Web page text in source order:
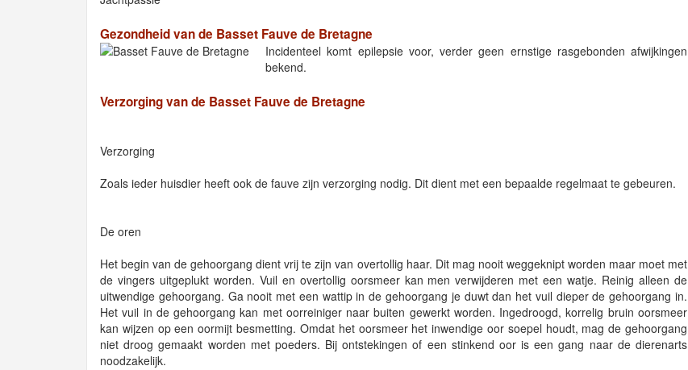
Gezondheid van de Basset Fauve de Bretagne
Incidenteel komt epilepsie voor, verder geen ernstige rasgebonden afwijkingen
bekend.
Verzorging van de Basset Fauve de Bretagne
Verzorging
Zoals ieder huisdier heeft ook de fauve zijn verzorging nodig. Dit dient met een bepaalde regelmaat te gebeuren.
De oren
Het begin van de gehoorgang dient vrij te zijn van overtollig haar. Dit mag nooit weggeknipt worden maar moet met
de vingers uitgeplukt worden. Vuil en overtollig oorsmeer kan men verwijderen met een watje. Reinig alleen de
uitwendige gehoorgang. Ga nooit met een wattip in de gehoorgang je duwt dan het vuil dieper de gehoorgang in.
Het vuil in de gehoorgang kan met oorreiniger naar buiten gewerkt worden. Ingedroogd, korrelig bruin oorsmeer
kan wijzen op een oormijt besmetting. Omdat het oorsmeer het inwendige oor soepel houdt, mag de gehoorgang
niet droog gemaakt worden met poeders. Bij ontstekingen of een stinkend oor is een gang naar de dierenarts
noodzakelijk.